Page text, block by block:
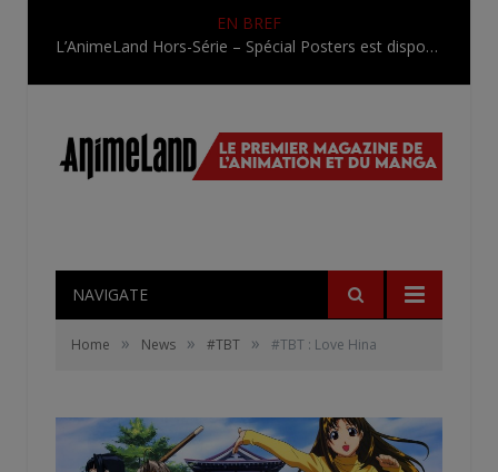
EN BREF
L’AnimeLand Hors-Série – Spécial Posters est disponible !
NAVIGATE
Home » News » #TBT » #TBT : Love Hina